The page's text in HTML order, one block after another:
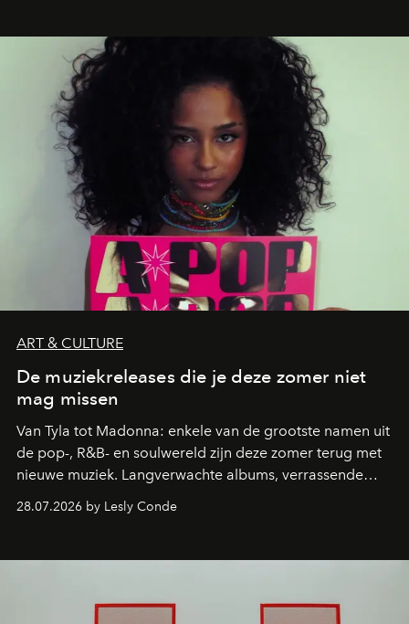
neerstrijkt in Saint-Tropez. Dit zijn de nieuwe adressen
die deze zomer de toon zetten, van lange lunches tot
zwoele nachten.
ART & CULTURE
De muziekreleases die je deze zomer niet
mag missen
Van Tyla tot Madonna: enkele van de grootste namen uit
de pop-, R&B- en soulwereld zijn deze zomer terug met
nieuwe muziek. Langverwachte albums, verrassende
comebacks en veelbelovende nieuwe projecten: dit zijn
de releases die je niet mag missen.
28.07.2026 by Lesly Conde